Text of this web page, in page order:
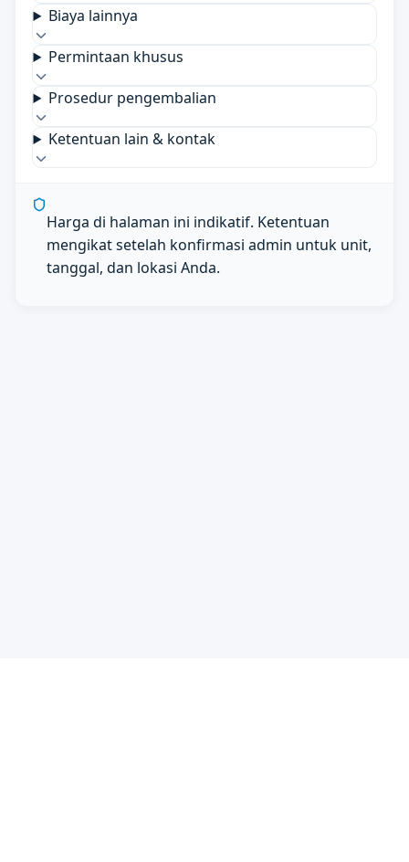
Biaya lainnya
Permintaan khusus
Prosedur pengembalian
Ketentuan lain & kontak
Harga di halaman ini indikatif. Ketentuan
mengikat setelah konfirmasi admin untuk unit,
tanggal, dan lokasi Anda.